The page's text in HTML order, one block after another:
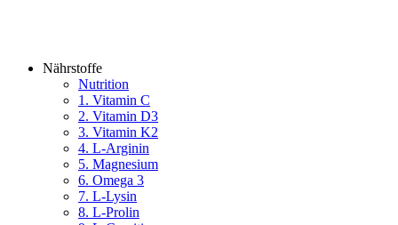
Nährstoffe
Nutrition
1. Vitamin C
2. Vitamin D3
3. Vitamin K2
4. L-Arginin
5. Magnesium
6. Omega 3
7. L-Lysin
8. L-Prolin